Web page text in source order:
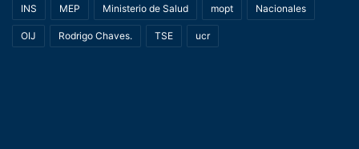
INS MEP Ministerio de Salud mopt Nacionales
OIJ Rodrigo Chaves. TSE ucr